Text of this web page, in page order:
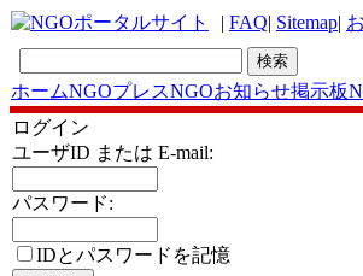
| FAQ| Sitemap|
ホームNGOプレスNGOお知らせ掲示板
ログイン
ユーザID または E-mail:
パスワード:
IDとパスワードを記憶